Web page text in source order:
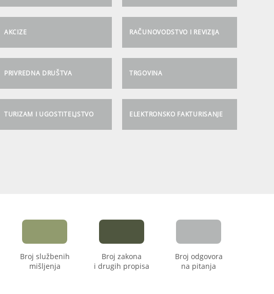
AKCIZE RAČUNOVODSTVO I REVIZIJA
PRIVREDNA DRUŠTVA TRGOVINA
TURIZAM I UGOSTITELJSTVO ELEKTRONSKO FAKTURISANJE
Broj službenih
mišljenja
Broj zakona
i drugih propisa
Broj odgovora
na pitanja